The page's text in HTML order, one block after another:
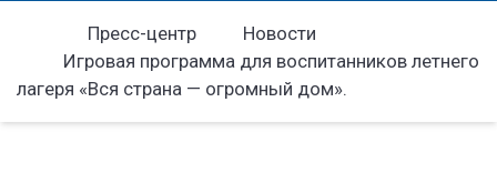
Пресс-центр
Новости
Игровая программа для воспитанников летнего
лагеря «Вся страна — огромный дом».